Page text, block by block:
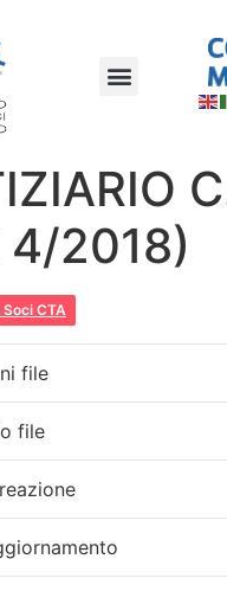
4/2018)
CTA
file
file